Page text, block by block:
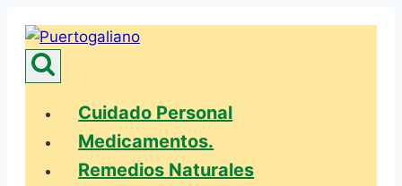
contenido
Cuidado Personal
Medicamentos.
Remedios Naturales